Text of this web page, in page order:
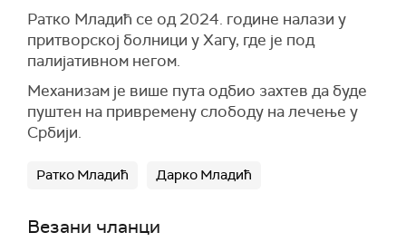
Ратко Младић се од 2024. године налази у
притворској болници у Хагу, где је под
палијативном негом.
Механизам је више пута одбио захтев да буде
пуштен на привремену слободу на лечење у
Србији.
Ратко Младић Дарко Младић
Везани чланци